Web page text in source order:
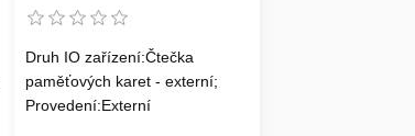
Druh IO zařízení:Čtečka
paměťových karet - externí;
Provedení:Externí